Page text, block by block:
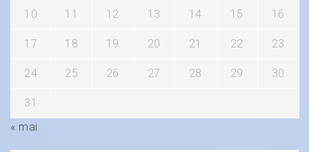
10 11 12 13 14 15 16
17 18 19 20 21 22 23
24 25 26 27 28 29 30
31
« mai